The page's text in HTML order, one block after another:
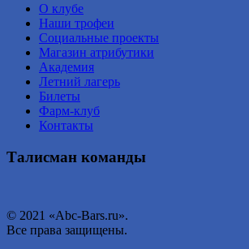
О клубе
Наши трофеи
Социальные проекты
Магазин атрибутики
Академия
Летний лагерь
Билеты
Фарм-клуб
Контакты
Талисман команды
© 2021 «Abc-Bars.ru».
Все права защищены.